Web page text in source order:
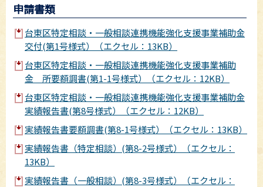
申請書類
台東区特定相談・一般相談連携機能強化支援事業補助金
交付(第1号様式）（エクセル：13KB）
台東区特定相談・一般相談連携機能強化支援事業補助
金 所要額調書(第1-1号様式）（エクセル：12KB）
台東区特定相談・一般相談連携機能強化支援事業補助金
実績報告書(第8号様式）（エクセル：12KB）
実績報告書要額調書(第8-1号様式）（エクセル：13KB）
実績報告書（特定相談）(第8-2号様式）（エクセル：
13KB）
実績報告書（一般相談）(第8-3号様式）（エクセル：